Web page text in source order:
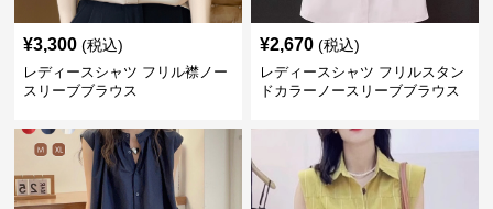
¥3,300 (税込)
レディースシャツ フリル襟ノー
スリーブブラウス
¥2,670 (税込)
レディースシャツ フリルスタン
ドカラーノースリーブブラウス